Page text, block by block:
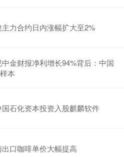
力合约日内涨幅扩大至2%
金财报净利增长94%背后：中国
本
石化资本投资入股麒麟软件
口咖啡单价大幅提高